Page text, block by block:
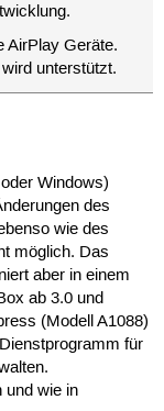
AirPlay Geräte.
unterstützt.
Windows)
des
wie des
möglich. Das
aber in einem
ab 3.0 und
(Modell A1088)
für
und wie in